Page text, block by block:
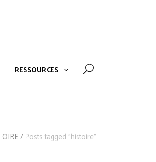
RESSOURCES
LOIRE/ Posts tagged "histoire"